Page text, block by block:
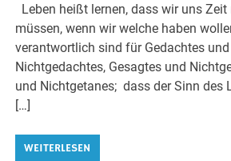
Leben heißt lernen, dass wir uns Zeit
müssen, wenn wir welche haben
verantwortlich sind für Gedachtes und
Nichtgedachtes, Gesagtes und
und Nichtgetanes; dass der Sinn des
[…]
WEITERLESEN